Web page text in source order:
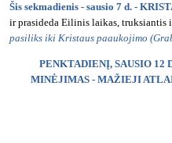
Šis sekmadienis - sausio 7 d. -
ir prasideda Eilinis laikas, truksiantis
pasiliks iki Kristaus paaukojimo
PENKTADIENĮ, SAUSIO
MINĖJIMAS - MAŽIEJI